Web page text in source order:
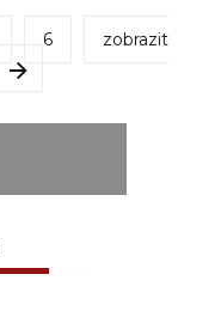
6
zobrazit